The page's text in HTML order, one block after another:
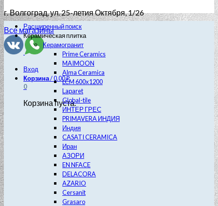
г. Волгоград, ул. 25-летия Октября, 1/26
Все магазины
Вход
Корзина/0.00₽
0
Корзина пуста.
Расширенный поиск
Керамическая плитка
Керамогранит
Prime Ceramics
MAIMOON
Alma Ceramica
LCM 600х1200
Laparet
Global-tile
ИНТЕР ГРЕС
PRIMAVERA ИНДИЯ
Индия
CASATI CERAMICA
Иран
АЗОРИ
EN NFACE
DELACORA
AZARIO
Cersanit
Grasaro